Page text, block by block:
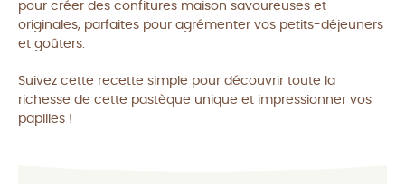
pour créer des confitures maison savoureuses et
originales, parfaites pour agrémenter vos petits-déjeuners
et goûters.
Suivez cette recette simple pour découvrir toute la
richesse de cette pastèque unique et impressionner vos
papilles !